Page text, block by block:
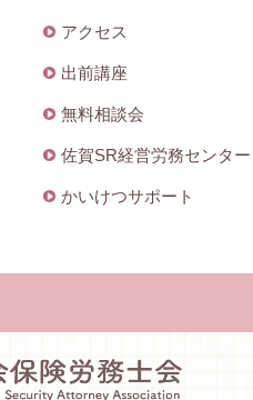
アクセス
出前講座
無料相談会
佐賀SR経営労務センター
かいけつサポート